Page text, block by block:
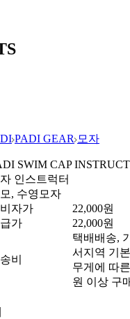
PADI GEAR 모자
SWIM CAP
인스트럭터
, 수영모자
자가
22,000원
가
22,000원
비
택배배송,
서지역 기
무게에 따
원 이상 구